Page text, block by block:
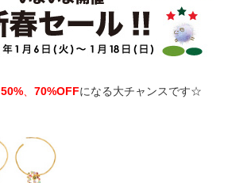
50% 70%OFFになる大チャンスです☆